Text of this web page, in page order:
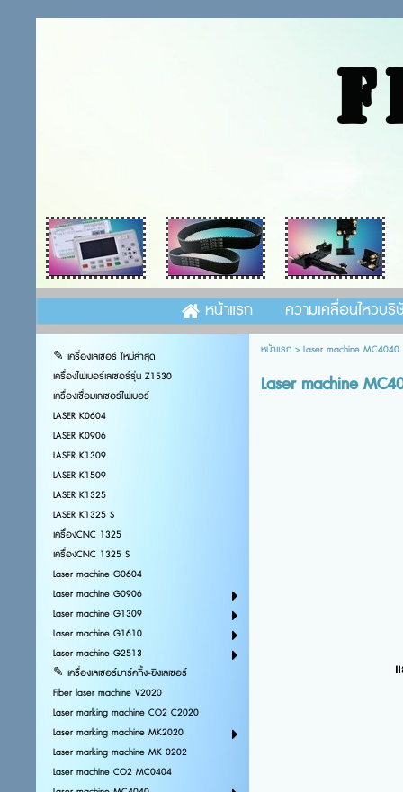
หน้าแรก ความเคลื่อนไหวบริ
✎ เครื่องเลเซอร์ ใหม่ล่าสุด
เครื่องไฟเบอร์เลเซอร์รุ่น Z1530
เครื่องเชื่อมเลเซอร์ไฟเบอร์
LASER K0604
LASER K0906
LASER K1309
LASER K1509
LASER K1325
LASER K1325 S
เครื่องCNC 1325
เครื่องCNC 1325 S
Laser machine G0604
Laser machine G0906
Laser machine G1309
Laser machine G1610
Laser machine G2513
✎ เครื่องเลเซอร์มาร์คกิ้ง-ยิงเลเซอร์
Fiber laser machine V2020
Laser marking machine CO2 C2020
Laser marking machine MK2020
Laser marking machine MK 0202
Laser machine CO2 MC0404
หน้าแรก> Laser machine MC4040
Laser machine